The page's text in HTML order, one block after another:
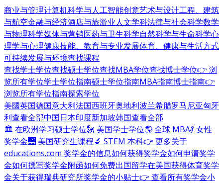
商业与管理计算机科学与人工智能创意艺术与设计工程、建筑
与航空金融与经济酒店与旅游业人文学科法律与社会科学数学
与物理科学媒体与营销医药与卫生科学自然科学与生命科学心
理学与心理健康技能、教育与专业发展体育、健康与生活方式
可持续发展与环境查找课程
查找学士学位查找硕士学位查找MBA学位查找博士学位👉 浏
览所有学位学士学位指南硕士学位指南MBA指南博士指南👉
浏览所有学位指南探索学位
美國英国德国意大利法国西班牙奥地利波兰希腊罗马尼亚匈牙
利查看全部中国日本印度新加坡韩国查看全部
🏛 在欧洲学习硕士学位🗽 美国学士学位🌎 全球 MBA💃 女性
奖学金🌉 美国研究生课程🔬 STEM 本科👉 更多关于
educations.com 奖学金的信息如何获得奖学金如何申请奖学
金如何撰写奖学金附函如何免费出国留学在美国获得体育奖学
金关于获得瑞典研究所奖学金的小贴士👉 查看所有奖学金小